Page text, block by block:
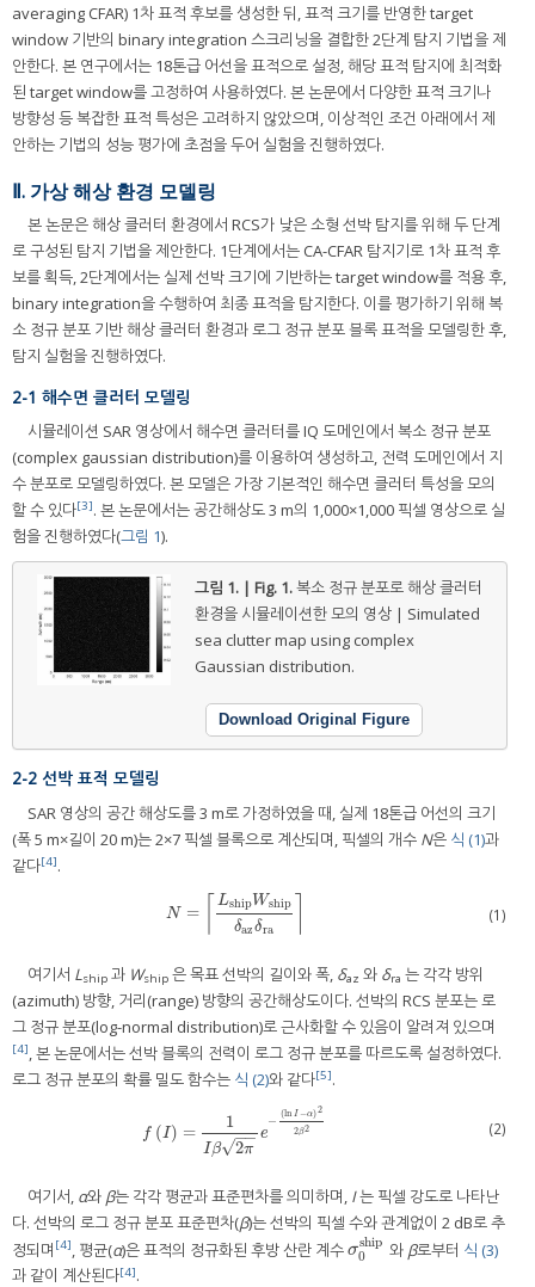
averaging CFAR) 1차 표적 후보를 생성한 뒤, 표적 크기를 반영한 target
window 기반의 binary integration 스크리닝을 결합한 2단계 탐지 기법을 제
안한다. 본 연구에서는 18톤급 어선을 표적으로 설정, 해당 표적 탐지에 최적화
된 target window를 고정하여 사용하였다. 본 논문에서 다양한 표적 크기나
방향성 등 복잡한 표적 특성은 고려하지 않았으며, 이상적인 조건 아래에서 제
안하는 기법의 성능 평가에 초점을 두어 실험을 진행하였다.
Ⅱ. 가상 해상 환경 모델링
본 논문은 해상 클러터 환경에서 RCS가 낮은 소형 선박 탐지를 위해 두 단계
로 구성된 탐지 기법을 제안한다. 1단계에서는 CA-CFAR 탐지기로 1차 표적 후
보를 획득, 2단계에서는 실제 선박 크기에 기반하는 target window를 적용 후,
binary integration을 수행하여 최종 표적을 탐지한다. 이를 평가하기 위해 복
소 정규 분포 기반 해상 클러터 환경과 로그 정규 분포 블록 표적을 모델링한 후,
탐지 실험을 진행하였다.
2-1 해수면 클러터 모델링
시뮬레이션 SAR 영상에서 해수면 클러터를 IQ 도메인에서 복소 정규 분포
(complex gaussian distribution)를 이용하여 생성하고, 전력 도메인에서 지
수 분포로 모델링하였다. 본 모델은 가장 기본적인 해수면 클러터 특성을 모의
할 수 있다[3]. 본 논문에서는 공간해상도 3 m의 1,000×1,000 픽셀 영상으로 실
험을 진행하였다(그림 1).
그림 1. | Fig. 1.복소 정규 분포로 해상 클러터
환경을 시뮬레이션한 모의 영상 | Simulated
sea clutter map using complex
Gaussian distribution.
Download Original Figure
2-2 선박 표적 모델링
SAR 영상의 공간 해상도를 3 m로 가정하였을 때, 실제 18톤급 어선의 크기
(폭 5 m×길이 20 m)는 2×7 픽셀 블록으로 계산되며, 픽셀의 개수 N은 식 (1)과
같다[4].
N =
LshipWship
δazδra
N= LshipWshipδazδ (1)
여기서 Lship 과 Wship 은 목표 선박의 길이와 폭, δaz 와 δra 는 각각 방위
(azimuth) 방향, 거리(range) 방향의 공간해상도이다. 선박의 RCS 분포는 로
그 정규 분포(log-normal distribution)로 근사화할 수 있음이 알려져 있으며
[4], 본 논문에서는 선박 블록의 전력이 로그 정규 분포를 따르도록 설정하였다.
로그 정규 분포의 확률 밀도 함수는 식 (2)와 같다[5].
f (I) =
1
Iβ 2π
−−
√
e
−
(ln I −α)2
2β2
fI= 1Iβ2πe−lnI−α β2 (2)
여기서, α와 β는 각각 평균과 표준편차를 의미하며, I는 픽셀 강도로 나타난
다. 선박의 로그 정규 분포 표준편차(β)는 선박의 픽셀 수와 관계없이 2 dB로 추
정되며 [4] , 평균(α)은 표적의 정규화된 후방 산란 계수σship
0
σ0ship와 β로부터 식 (3)
과 같이 계산된다[4].